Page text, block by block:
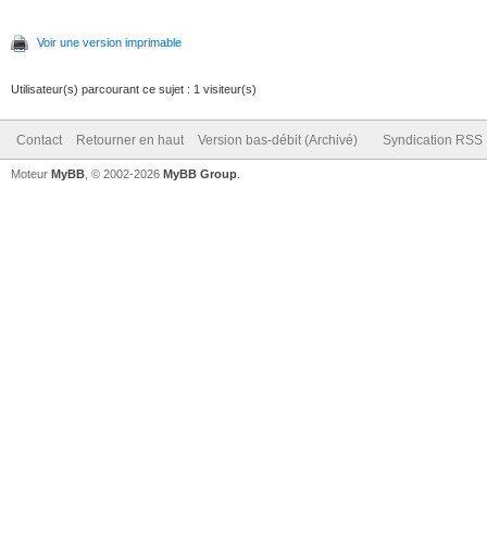
Voir une version imprimable
Utilisateur(s) parcourant ce sujet : 1 visiteur(s)
Contact Retourner en haut Version bas-débit (Archivé) Syndication RSS
Moteur MyBB , © 2002-2026 MyBB Group